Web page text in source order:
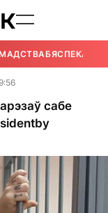
БЯСПЕКА
сабе